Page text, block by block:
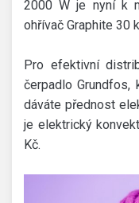
2000 W je nyní k
ohřívač Graphite 30
Pro efektivní
čerpadlo
dáváte přednost
je elektrický
Kč.